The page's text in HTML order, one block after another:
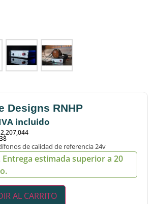
Designs RNHP
incluido
de calidad de referencia 24v
estimada superior a 20
AL CARRITO